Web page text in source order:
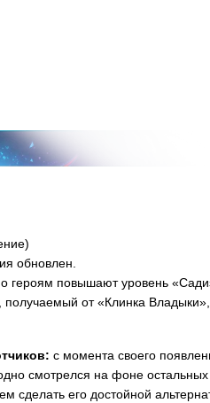
обновлен.
героям повышают уровень
получаемый от «Клинка
с момента своего
смотрелся на фоне остальных
сделать его достойной